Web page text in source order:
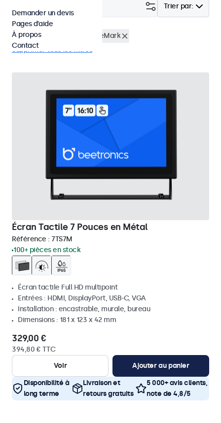
Trier par:
Écrans tactiles 7 pouces
eMark
Supprimer tous les filtres
Écran Tactile 7 Pouces en Métal
Référence : 7TS7M
100+ pièces en stock
Écran tactile Full HD multipoint
Entrées : HDMI, DisplayPort, USB-C, VGA
Installation : encastrable, murale, bureau
Dimensions : 181 x 123 x 42 mm
329,00 €
394,80 € TTC
Voir
Ajouter au panier
Disponibilité à
long terme
Livraison et
retours gratuits
5 000+ avis clients,
note de 4,8/5
Demander un devis
Pages d’aide
À propos
Contact